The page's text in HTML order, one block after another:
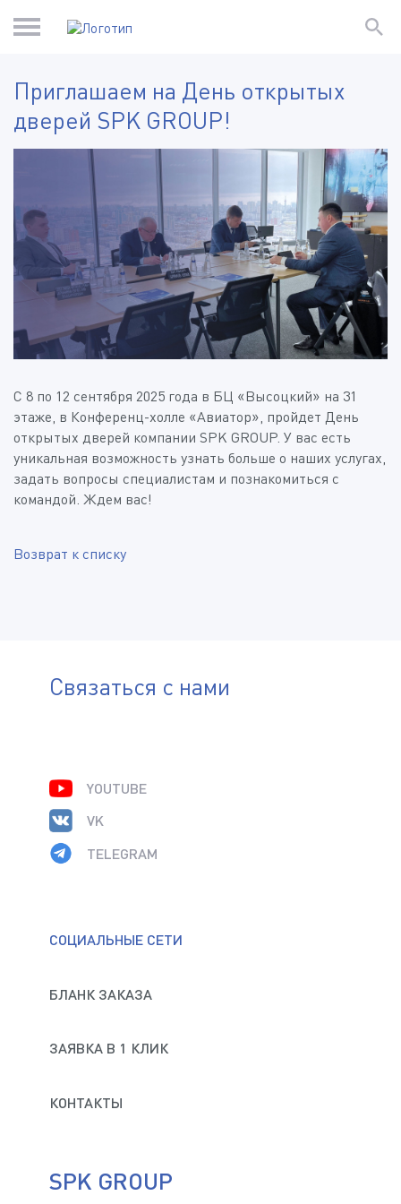
Приглашаем на День открытых
дверей SPK GROUP!
С 8 по 12 сентября 2025 года в БЦ «Высоцкий» на 31
этаже, в Конференц-холле «Авиатор», пройдет День
открытых дверей компании SPK GROUP. У вас есть
уникальная возможность узнать больше о наших услугах,
задать вопросы специалистам и познакомиться с
командой. Ждем вас!
Возврат к списку
Связаться с нами
СОЦИАЛЬНЫЕ СЕТИ
БЛАНК ЗАКАЗА
ЗАЯВКА В 1 КЛИК
КОНТАКТЫ
YOUTUBE
VK
TELEGRAM
SPK GROUP